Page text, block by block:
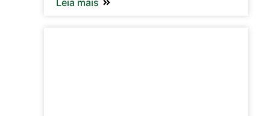
Leia mais